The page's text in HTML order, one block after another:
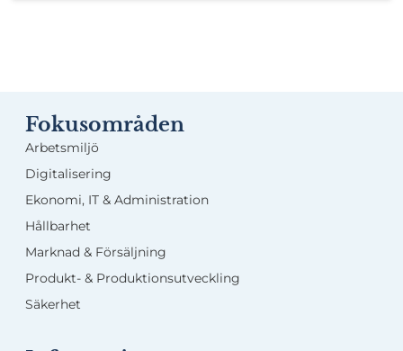
Fokusområden
Arbetsmiljö
Digitalisering
Ekonomi, IT & Administration
Hållbarhet
Marknad & Försäljning
Produkt- & Produktionsutveckling
Säkerhet